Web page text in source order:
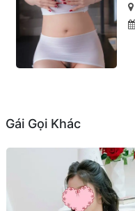
Gái Gọi Khác